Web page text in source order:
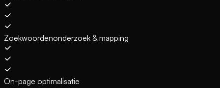
Zoekwoordenonderzoek & mapping
On-page optimalisatie